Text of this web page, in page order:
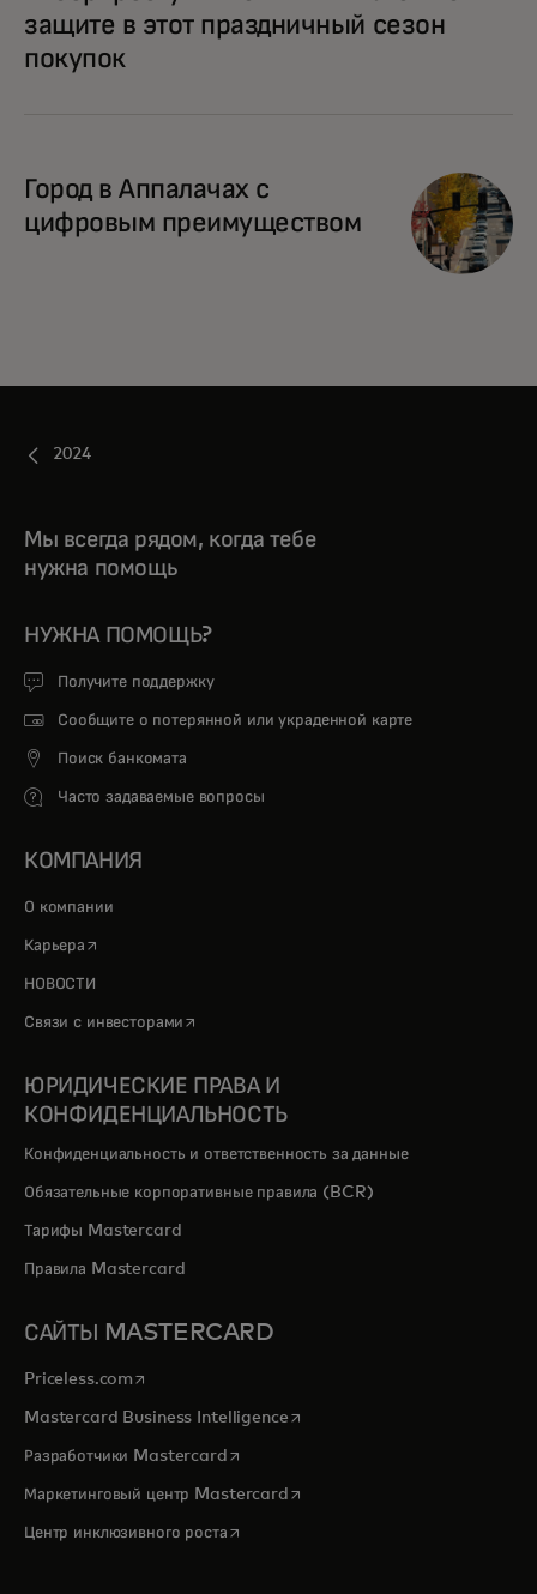
защите в этот праздничный сезон
покупок
Город в Аппалачах с
цифровым преимуществом
2024
Мы всегда рядом, когда тебе
нужна помощь
НУЖНА ПОМОЩЬ?
Получите поддержку
Сообщите о потерянной или украденной карте
Поиск банкомата
Часто задаваемые вопросы
КОМПАНИЯ
О компании
Карьера opens in a new tab
НОВОСТИ
Связи с инвесторами opens in a new tab
ЮРИДИЧЕСКИЕ ПРАВА И
КОНФИДЕНЦИАЛЬНОСТЬ
Конфиденциальность и ответственность за данные
Обязательные корпоративные правила (BCR)
Тарифы Mastercard
Правила Mastercard
САЙТЫ MASTERCARD
Priceless.com opens in a new tab
Mastercard Business Intelligenceopens in a new tab
Разработчики Mastercardopens in a new tab
Маркетинговый центр Mastercardopens in a new tab
Центр инклюзивного ростаopens in a new tab